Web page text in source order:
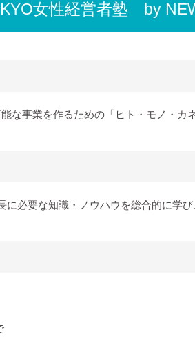
女性経営者塾 by
な事業を作るための「ヒト・モノ・カ
必要な知識・ノウハウを総合的に学